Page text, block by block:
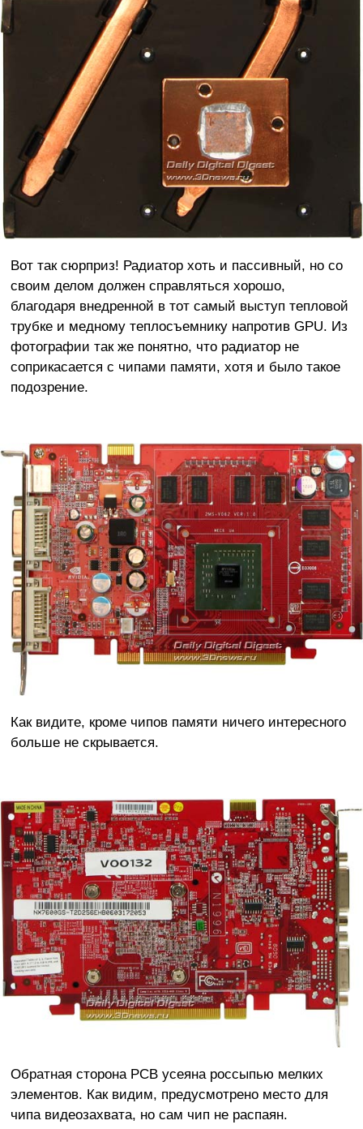
Вот так сюрприз! Радиатор хоть и пассивный, но со
своим делом должен справляться хорошо,
благодаря внедренной в тот самый выступ тепловой
трубке и медному теплосъемнику напротив GPU. Из
фотографии так же понятно, что радиатор не
соприкасается с чипами памяти, хотя и было такое
подозрение.
Как видите, кроме чипов памяти ничего интересного
больше не скрывается.
Обратная сторона PCB усеяна россыпью мелких
элементов. Как видим, предусмотрено место для
чипа видеозахвата, но сам чип не распаян.